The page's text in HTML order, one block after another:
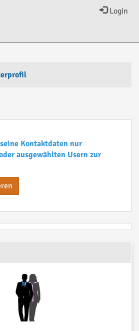
Login
Kontaktdaten nur
ausgewählten Usern zur